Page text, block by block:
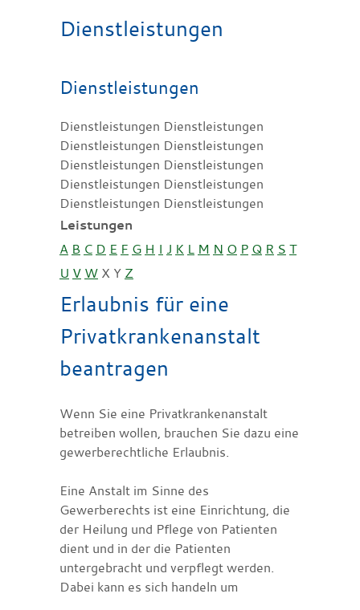
Dienstleistungen
Dienstleistungen
Dienstleistungen Dienstleistungen
Dienstleistungen Dienstleistungen
Dienstleistungen Dienstleistungen
Dienstleistungen Dienstleistungen
Dienstleistungen Dienstleistungen
Leistungen
A B C D E F G H I J K L M N O P Q R S T
U V W X Y Z
Erlaubnis für eine
Privatkrankenanstalt
beantragen
Wenn Sie eine Privatkrankenanstalt
betreiben wollen, brauchen Sie dazu eine
gewerberechtliche Erlaubnis.
Eine Anstalt im Sinne des
Gewerberechts ist eine Einrichtung, die
der Heilung und Pflege von Patienten
dient und in der die Patienten
untergebracht und verpflegt werden.
Dabei kann es sich handeln um